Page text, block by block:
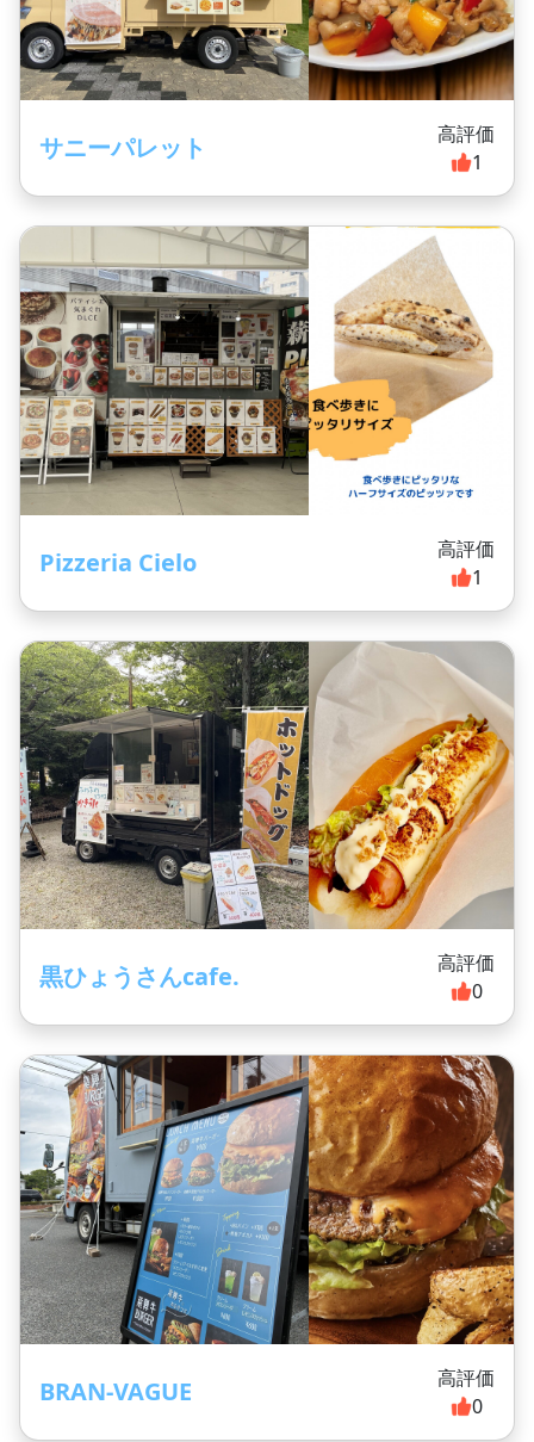
サニーパレット
高評価
1
Pizzeria Cielo
高評価
1
黒ひょうさんcafe.
高評価
0
BRAN-VAGUE
高評価
0